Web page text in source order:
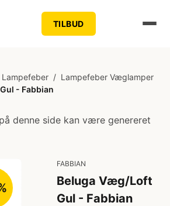
TILBUD
Lampefeber / Lampefeber Væglamper
- Fabbian
denne side kan være genereret
FABBIAN
Beluga Væg/Loft
Gul - Fabbian